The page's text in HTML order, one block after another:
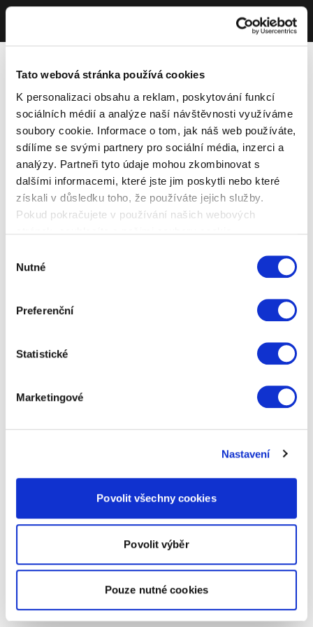
Tato webová stránka používá cookies
K personalizaci obsahu a reklam, poskytování funkcí
sociálních médií a analýze naší návštěvnosti využíváme
soubory cookie. Informace o tom, jak náš web používáte,
sdílíme se svými partnery pro sociální média, inzerci a
analýzy. Partneři tyto údaje mohou zkombinovat s
dalšími informacemi, které jste jim poskytli nebo které
získali v důsledku toho, že používáte jejich služby.
Pokud pokračujete v používání našich webových
souhlasu
Nutné
Preferenční
Statistické
Marketingové
Nastavení
Povolit všechny cookies
Povolit výběr
Pouze nutné cookies